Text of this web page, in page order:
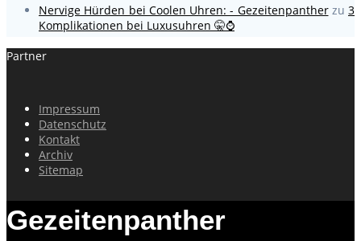
Nervige Hürden bei Coolen Uhren: - Gezeitenpantherzu 3
Komplikationen bei Luxusuhren 🤫⌚
Partner
Impressum
Datenschutz
Kontakt
Archiv
Sitemap
Gezeitenpanther